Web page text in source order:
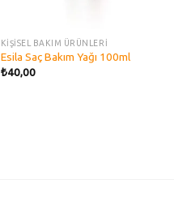
KİŞİSEL BAKIM ÜRÜNLERİ
Esila Saç Bakım Yağı 100ml
₺40,00